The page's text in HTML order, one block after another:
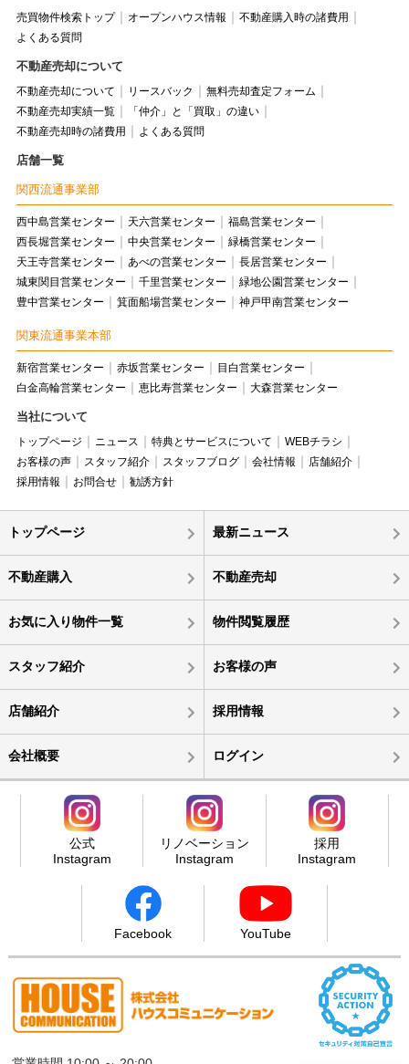
売買物件検索トップ オープンハウス情報
不動産購入時の諸費用
よくある質問
不動産売却について
不動産売却について リースバック
無料売却査定フォーム
不動産売却実績一覧
「仲介」と「買取」の違い
不動産売却時の諸費用
よくある質問
店舗一覧
関西流通事業部
西中島営業センター 天六営業センター
福島営業センター
西長堀営業センター
中央営業センター
緑橋営業センター
天王寺営業センター
あべの営業センター
長居営業センター
城東関目営業センター
千里営業センター
緑地公園営業センター
豊中営業センター
箕面船場営業センター 神戸甲南営業センター
関東流通事業本部
新宿営業センター 赤坂営業センター
目白営業センター
白金高輪営業センター
恵比寿営業センター 大森営業センター
当社について
トップページ ニュース 特典とサービスについて
WEBチラシ
お客様の声
スタッフ紹介 スタッフブログ 会社情報
店舗紹介
採用情報
お問合せ 勧誘方針
トップページ 最新ニュース
不動産購入 不動産売却
お気に入り物件一覧 物件閲覧履歴
スタッフ紹介 お客様の声
店舗紹介 採用情報
会社概要 ログイン
公式
Instagram
リノベーション
Instagram
採用
Instagram
Facebook YouTube